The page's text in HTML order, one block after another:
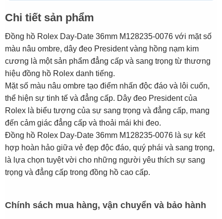
Chi tiết sản phẩm
Đồng hồ Rolex Day-Date 36mm M128235-0076 với mặt số
màu nâu ombre, dây đeo President vàng hồng nạm kim
cương là một sản phẩm đẳng cấp và sang trọng từ thương
hiệu đồng hồ Rolex danh tiếng.
Mặt số màu nâu ombre tạo điểm nhấn độc đáo và lôi cuốn,
thể hiện sự tinh tế và đẳng cấp. Dây đeo President của
Rolex là biểu tượng của sự sang trọng và đẳng cấp, mang
đến cảm giác đẳng cấp và thoải mái khi đeo.
Đồng hồ Rolex Day-Date 36mm M128235-0076 là sự kết
hợp hoàn hảo giữa vẻ đẹp độc đáo, quý phái và sang trọng,
là lựa chọn tuyệt vời cho những người yêu thích sự sang
trọng và đẳng cấp trong đồng hồ cao cấp.
Chính sách mua hàng, vận chuyển và bảo hành